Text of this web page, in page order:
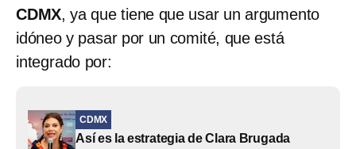
CDMX, ya que tiene que usar un argumento
idóneo y pasar por un comité, que está
integrado por:
CDMX
Así es la estrategia de Clara Brugada